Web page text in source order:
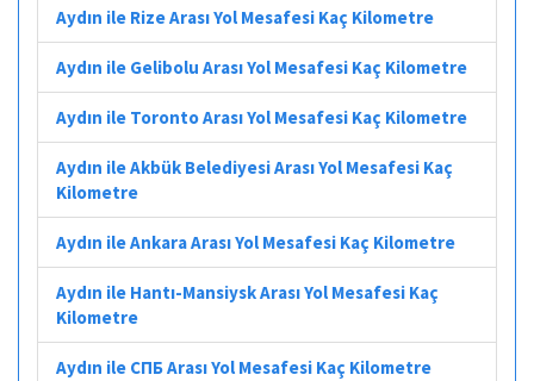
Aydın ile Rize Arası Yol Mesafesi Kaç Kilometre
Aydın ile Gelibolu Arası Yol Mesafesi Kaç Kilometre
Aydın ile Toronto Arası Yol Mesafesi Kaç Kilometre
Aydın ile Akbük Belediyesi Arası Yol Mesafesi Kaç
Kilometre
Aydın ile Ankara Arası Yol Mesafesi Kaç Kilometre
Aydın ile Hantı-Mansiysk Arası Yol Mesafesi Kaç
Kilometre
Aydın ile СПБ Arası Yol Mesafesi Kaç Kilometre